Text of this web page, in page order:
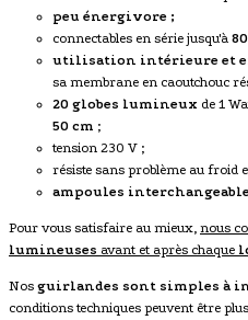
peu énergivore ;
connectables en série jusqu'à
utilisation intérieure et
sa membrane en caoutchouc
20 globes lumineux de 1
50 cm ;
tension 230 V ;
résiste sans problème au froid
ampoules
Pour vous satisfaire au mieux, nous
lumineuses avant et après chaque
Nos guirlandes sont simples à
conditions techniques peuvent être